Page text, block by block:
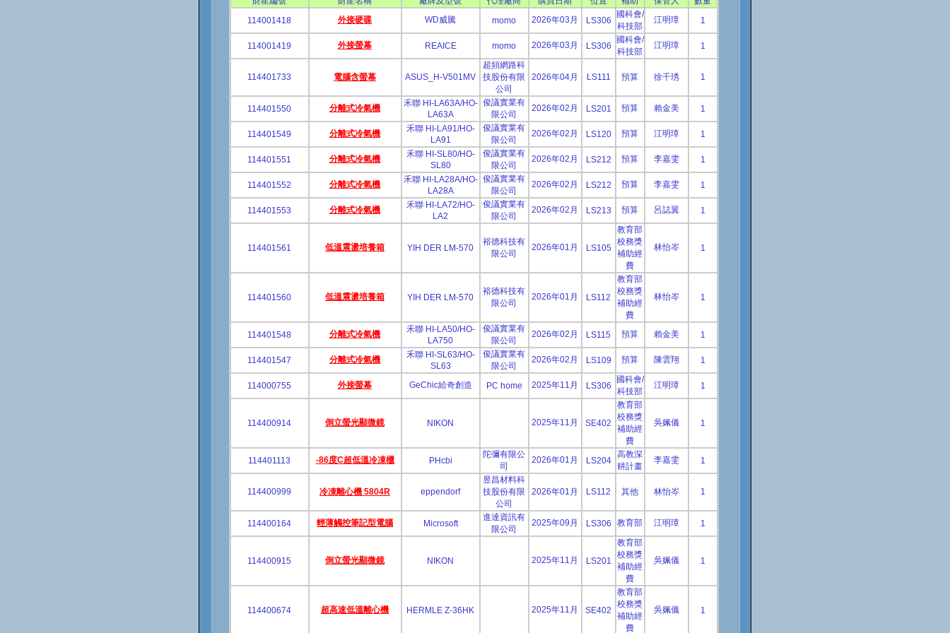
114001418
外接硬碟 WD威騰 momo 2026年03月 LS306
國科會/
科技部
江明璋 1
114001419 外接螢幕 REAICE momo 2026年03月 LS306
國科會/
科技部
江明璋 1
114401733 電腦含螢幕 ASUS_H-V501MV
超頻網路科
技股份有限
公司
2026年04月 LS111 預算 徐千琇 1
114401550 分離式冷氣機
禾聯 HI-LA63A/HO-
LA63A
俊議實業有
限公司
2026年02月 LS201 預算 賴金美 1
114401549 分離式冷氣機
禾聯 HI-LA91/HO-
LA91
俊議實業有
限公司
2026年02月 LS120 預算 江明璋 1
114401551 分離式冷氣機
禾聯 HI-SL80/HO-
SL80
俊議實業有
限公司
2026年02月 LS212 預算 李嘉雯 1
114401552 分離式冷氣機
禾聯 HI-LA28A/HO-
LA28A
俊議實業有
限公司
2026年02月 LS212 預算 李嘉雯 1
114401553 分離式冷氣機
禾聯 HI-LA72/HO-
LA2
俊議實業有
限公司
2026年02月 LS213 預算 呂誌翼 1
114401561 低溫震盪培養箱 YIH DER LM-570
裕德科技有
限公司
2026年01月 LS105
教育部
校務獎
補助經
費
林怡岑 1
114401560 低溫震盪培養箱 YIH DER LM-570
裕德科技有
限公司
2026年01月 LS112
教育部
校務獎
補助經
費
林怡岑 1
114401548 分離式冷氣機
禾聯 HI-LA50/HO-
LA750
俊議實業有
限公司
2026年02月 LS115 預算 賴金美 1
114401547 分離式冷氣機
禾聯 HI-SL63/HO-
SL63
俊議實業有
限公司
2026年02月 LS109 預算 陳雲翔 1
114000755 外接螢幕 GeChic給奇創造 PC home 2025年11月 LS306
國科會/
科技部
江明璋 1
114400914 倒立螢光顯微鏡 NIKON 2025年11月 SE402
教育部
校務獎
補助經
費
吳姵儀 1
114401113 -86度C超低溫冷凍櫃 PHcbi
陀彌有限公
司
2026年01月 LS204
高教深
耕計畫
李嘉雯 1
114400999 冷凍離心機 5804R eppendorf
昱昌材料科
技股份有限
公司
2026年01月 LS112 其他 林怡岑 1
114400164 輕薄觸控筆記型電腦 Microsoft
進達資訊有
限公司
2025年09月 LS306 教育部 江明璋 1
114400915 倒立螢光顯微鏡 NIKON 2025年11月 LS201
教育部
校務獎
補助經
費
吳姵儀 1
114400674 超高速低溫離心機 HERMLE Z-36HK 2025年11月 SE402
教育部
校務獎
補助經
費
吳姵儀 1